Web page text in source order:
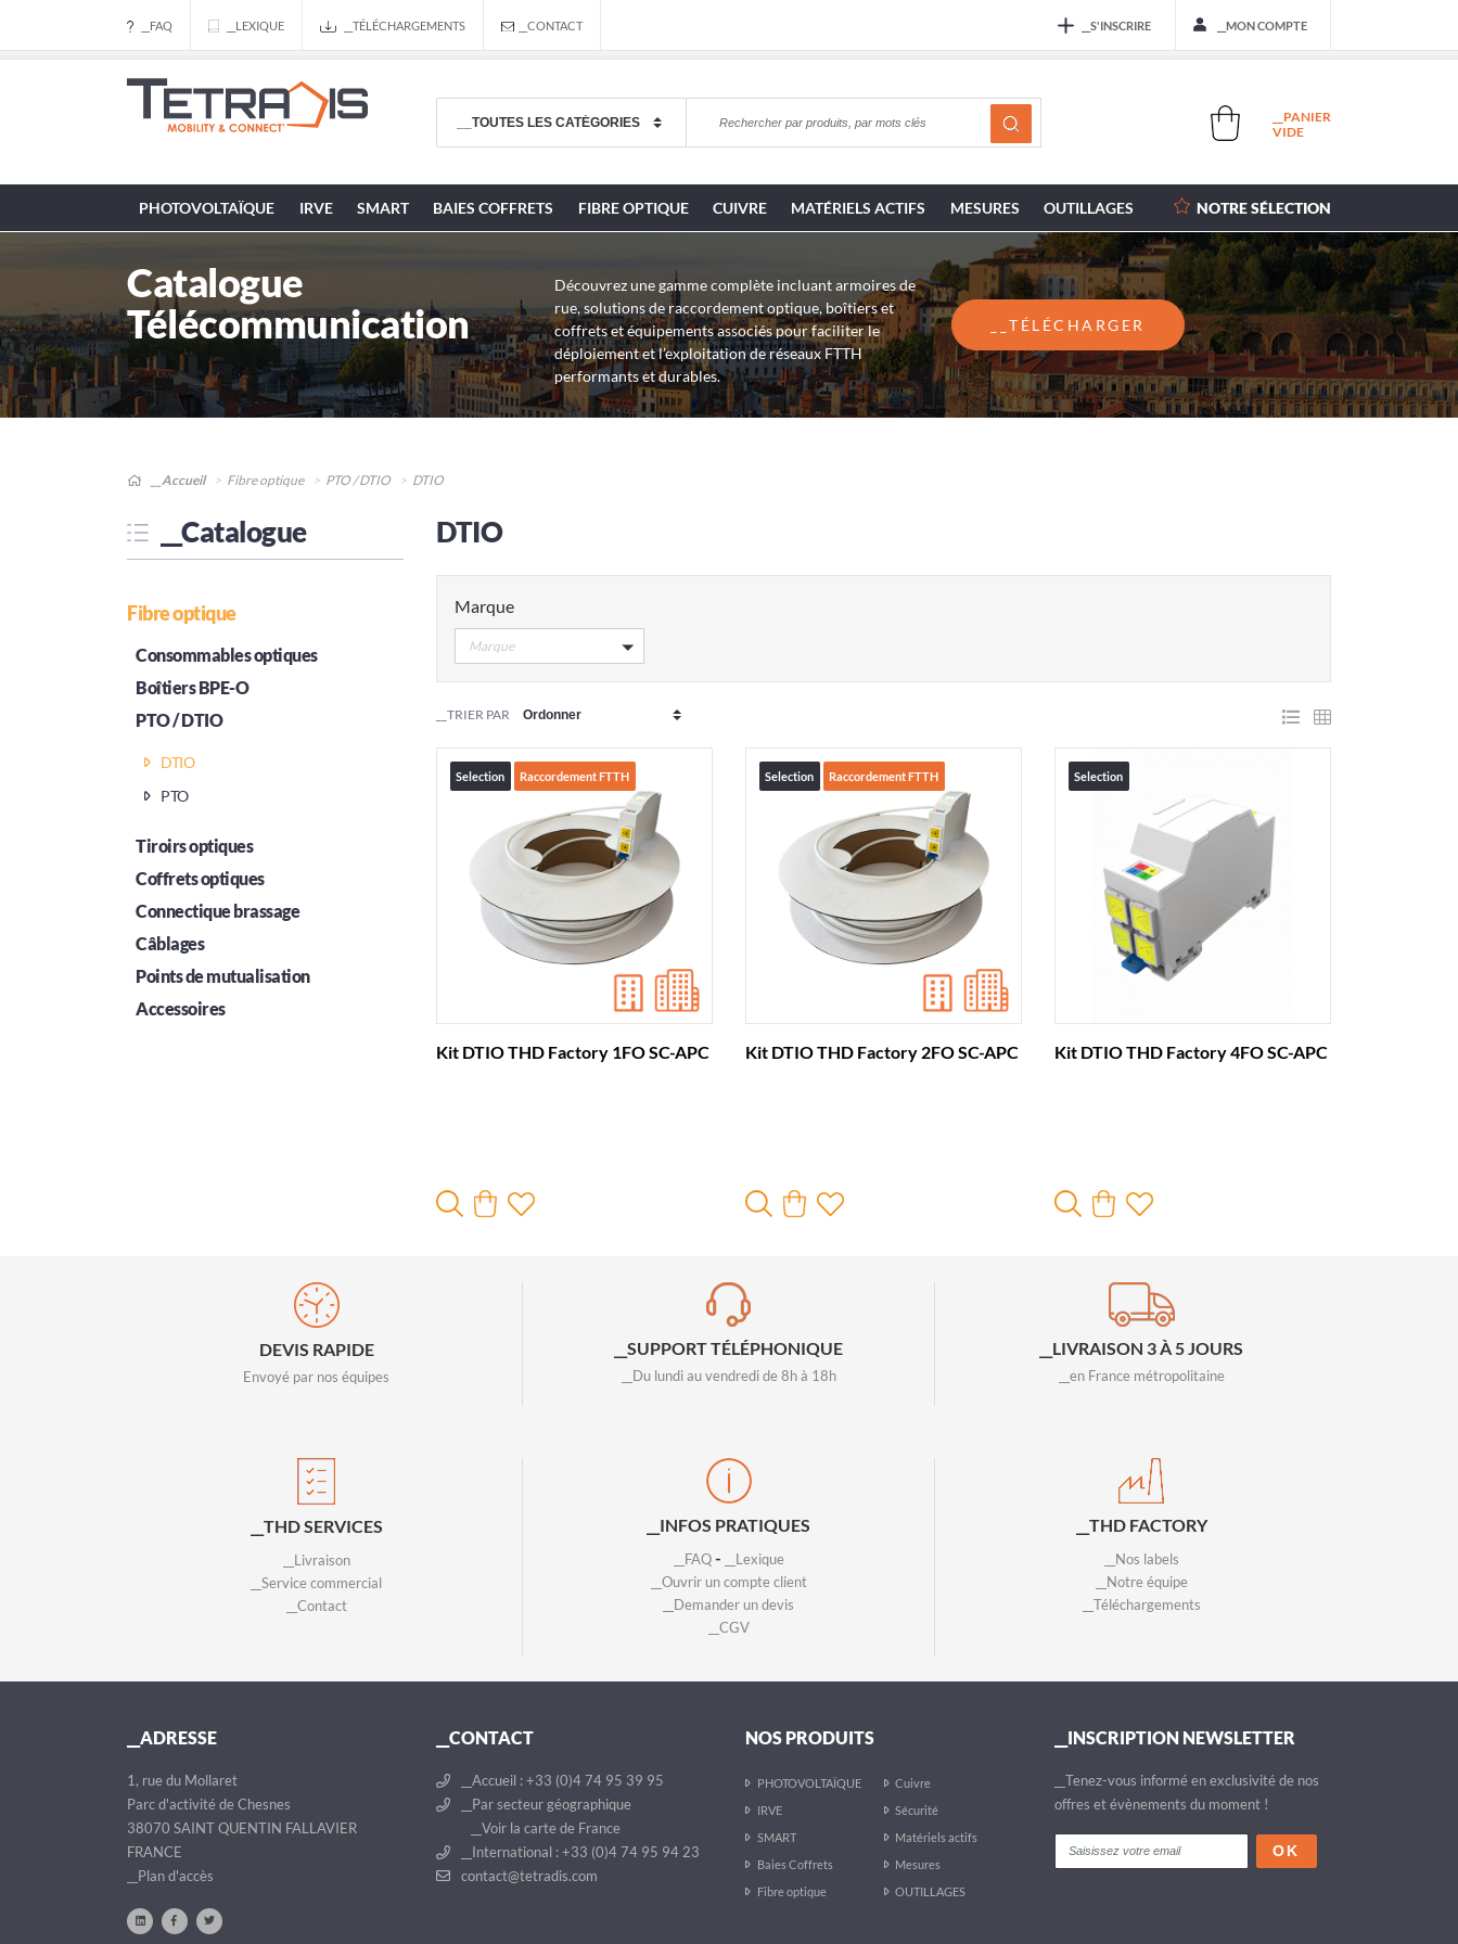
__FAQ __LEXIQUE __TÉLÉCHARGEMENTS __CONTACT __S'INSCRIRE __MON COMPTE
__PANIER
VIDE
PHOTOVOLTAÏQUE IRVE SMART BAIES COFFRETS FIBRE OPTIQUE CUIVRE MATÉRIELS ACTIFS MESURES OUTILLAGES NOTRE SÉLECTION
Catalogue
Télécommunication
Découvrez une gamme complète incluant armoires de
rue, solutions de raccordement optique, boîtiers et
coffrets et équipements associés pour faciliter le
déploiement et l’exploitation de réseaux FTTH
performants et durables.
__TÉLÉCHARGER
__Accueil Fibre optique PTO / DTIO DTIO
__Catalogue
Fibre optique
Consommables optiques
Boîtiers BPE-O
PTO / DTIO
DTIO
PTO
Tiroirs optiques
Coffrets optiques
Connectique brassage
Câblages
Points de mutualisation
Accessoires
DTIO
Marque
Marque
__TRIER PAR
Selection Raccordement FTTH
Kit DTIO THD Factory 1FO SC-APC
Selection Raccordement FTTH
Kit DTIO THD Factory 2FO SC-APC
Selection
Kit DTIO THD Factory 4FO SC-APC
DEVIS RAPIDE
Envoyé par nos équipes
__SUPPORT TÉLÉPHONIQUE
__Du lundi au vendredi de 8h à 18h
__LIVRAISON 3 À 5 JOURS
__en France métropolitaine
__THD SERVICES
__Livraison
__Service commercial
__Contact
__INFOS PRATIQUES
__FAQ-
__Lexique
__Ouvrir un compte client
__Demander un devis
__CGV
__THD FACTORY
__Nos labels
__Notre équipe
__Téléchargements
__ADRESSE
1, rue du Mollaret
Parc d'activité de Chesnes
38070 SAINT QUENTIN FALLAVIER
FRANCE
__Plan d'accès
__CONTACT
__Accueil : +33 (0)4 74 95 39 95
__Par secteur géographique
__Voir la carte de France
__International : +33 (0)4 74 95 94 23
contact@tetradis.com
NOS PRODUITS
PHOTOVOLTAÏQUE
IRVE
SMART
Baies Coffrets
Fibre optique
Cuivre
Sécurité
Matériels actifs
Mesures
OUTILLAGES
__INSCRIPTION NEWSLETTER
__Tenez-vous informé en exclusivité de nos
offres et évènements du moment !